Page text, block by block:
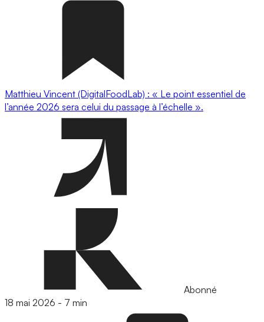
Matthieu Vincent (DigitalFoodLab) : « Le point essentiel de
l’année 2026 sera celui du passage à l’échelle ».
Abonné
18 mai 2026 - 7 min